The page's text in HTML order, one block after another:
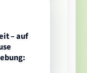
– auf